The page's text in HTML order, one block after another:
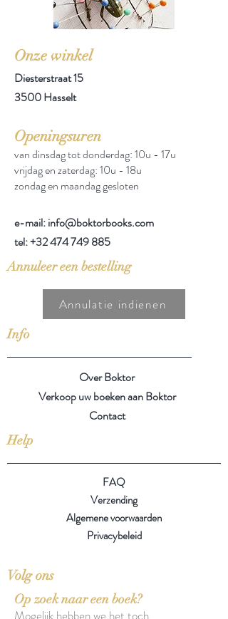
Onze winkel
Diesterstraat 15
3500 Hasselt
Openingsuren
van dinsdag tot donderdag: 10u - 17u
vrijdag en zaterdag: 10u - 18u
zondag en maandag gesloten
e-mail: info@boktorbooks.com
tel:+32 474 749 885
Annuleer een bestelling
Annulatie indienen
Info
Over Boktor
Verkoop uw boeken aan Boktor
Contact
Help
FAQ
Verzending
Algemene voorwaarden
Privacybeleid
Volg ons
Op zoek naar een boek?
Mogelijk hebben we het toch